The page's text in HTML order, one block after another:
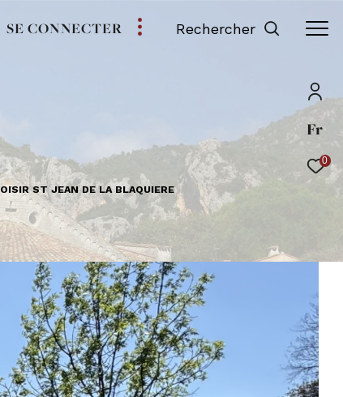
Fr
0
SE CONNECTER Rechercher
ST JEAN DE LA BLAQUIERE